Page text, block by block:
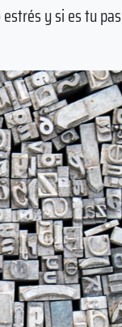
y si es tu